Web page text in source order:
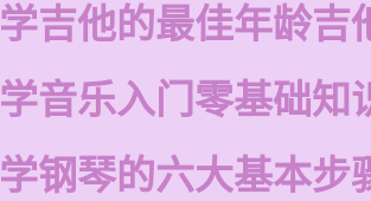
学吉他的最佳年龄吉
学音乐入门零基础知
学钢琴的六大基本步